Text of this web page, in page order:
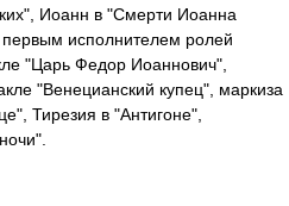
Иоанн в "Смерти Иоанна
исполнителем ролей
"Царь Федор Иоаннович",
"Венецианский купец", маркиза
Тирезия в "Антигоне",